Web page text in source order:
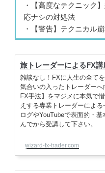
・【高度なテクニック
応ナシの対処法
・【警告】テクニカル
旅トレーダーによるFX講
雑談なし！FXに人生の全て
気合いの入ったトレーダー
FX手法】をマジメに本気で
えする専業トレーダーによ
ログやYouTubeで表面的・
んでから受講して下さい。
wizard-fx-trader.com